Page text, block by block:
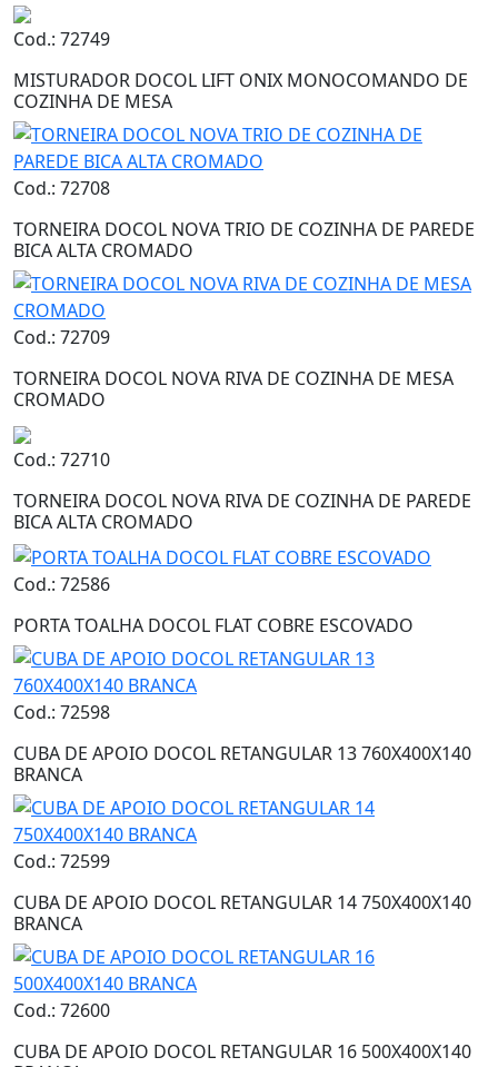
Cod.: 72749
MISTURADOR DOCOL LIFT ONIX MONOCOMANDO DE
COZINHA DE MESA
Cod.: 72708
TORNEIRA DOCOL NOVA TRIO DE COZINHA DE PAREDE
BICA ALTA CROMADO
Cod.: 72709
TORNEIRA DOCOL NOVA RIVA DE COZINHA DE MESA
CROMADO
Cod.: 72710
TORNEIRA DOCOL NOVA RIVA DE COZINHA DE PAREDE
BICA ALTA CROMADO
Cod.: 72586
PORTA TOALHA DOCOL FLAT COBRE ESCOVADO
Cod.: 72598
CUBA DE APOIO DOCOL RETANGULAR 13 760X400X140
BRANCA
Cod.: 72599
CUBA DE APOIO DOCOL RETANGULAR 14 750X400X140
BRANCA
Cod.: 72600
CUBA DE APOIO DOCOL RETANGULAR 16 500X400X140